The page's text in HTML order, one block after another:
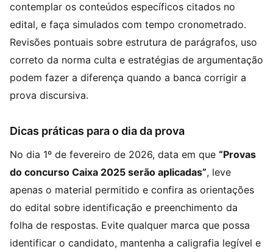
contemplar os conteúdos específicos citados no
edital, e faça simulados com tempo cronometrado.
Revisões pontuais sobre estrutura de parágrafos, uso
correto da norma culta e estratégias de argumentação
podem fazer a diferença quando a banca corrigir a
prova discursiva.
Dicas práticas para o dia da prova
No dia 1º de fevereiro de 2026, data em que “Provas
do concurso Caixa 2025 serão aplicadas”, leve
apenas o material permitido e confira as orientações
do edital sobre identificação e preenchimento da
folha de respostas. Evite qualquer marca que possa
identificar o candidato, mantenha a caligrafia legível e